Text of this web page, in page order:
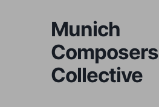
Munich
Composers
Collective